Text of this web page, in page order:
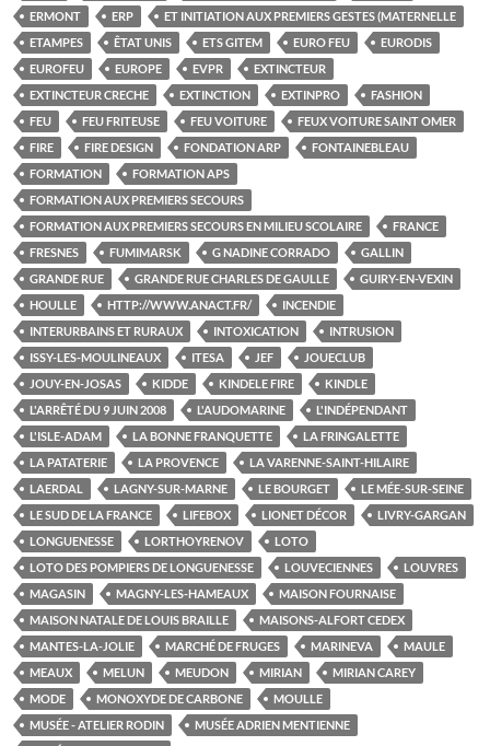
ERMONT
ERP
ET INITIATION AUX PREMIERS GESTES (MATERNELLE
ETAMPES
ÊTAT UNIS ETS GITEM EURO FEU
EURODIS
EUROFEU
EUROPE EVPR
EXTINCTEUR
EXTINCTEUR CRECHE
EXTINCTION EXTINPRO
FASHION
FEU
FEU FRITEUSE FEU VOITURE
FEUX VOITURE SAINT OMER
FIRE
FIRE DESIGN FONDATION ARP
FONTAINEBLEAU
FORMATION
FORMATION APS
FORMATION AUX PREMIERS SECOURS
FORMATION AUX PREMIERS SECOURS EN MILIEU SCOLAIRE
FRANCE
FRESNES
FUMIMARSK G NADINE CORRADO
GALLIN
GRANDE RUE
GRANDE RUE CHARLES DE GAULLE
GUIRY-EN-VEXIN
HOULLE
HTTP://WWW.ANACT.FR/
INCENDIE
INTERURBAINS ET RURAUX
INTOXICATION
INTRUSION
ISSY-LES-MOULINEAUX
ITESA JEF
JOUECLUB
JOUY-EN-JOSAS
KIDDE KINDELE FIRE
KINDLE
L'ARRÊTÉ DU 9 JUIN 2008
L'AUDOMARINE
L'INDÉPENDANT
L'ISLE-ADAM
LA BONNE FRANQUETTE
LA FRINGALETTE
LA PATATERIE
LA PROVENCE
LA VARENNE-SAINT-HILAIRE
LAERDAL
LAGNY-SUR-MARNE LE BOURGET
LE MÉE-SUR-SEINE
LE SUD DE LA FRANCE
LIFEBOX LIONET DÉCOR
LIVRY-GARGAN
LONGUENESSE
LORTHOYRENOV
LOTO
LOTO DES POMPIERS DE LONGUENESSE
LOUVECIENNES
LOUVRES
MAGASIN
MAGNY-LES-HAMEAUX
MAISON FOURNAISE
MAISON NATALE DE LOUIS BRAILLE
MAISONS-ALFORT CEDEX
MANTES-LA-JOLIE
MARCHÉ DE FRUGES MARINEVA
MAULE
MEAUX
MELUN MEUDON MIRIAN
MIRIAN CAREY
MODE
MONOXYDE DE CARBONE
MOULLE
MUSÉE - ATELIER RODIN
MUSÉE ADRIEN MENTIENNE